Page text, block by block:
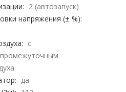
2 (автозапуск)
напряжения (± %):
с
да